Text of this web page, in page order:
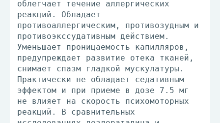
облегчает течение аллергических
реакций. Обладает
противоаллергическим, противозудным и
противоэкссудативным действием.
Уменьшает проницаемость капилляров,
предупреждает развитие отека тканей,
снимает спазм гладкой мускулатуры.
Практически не обладает седативным
эффектом и при приеме в дозе 7.5 мг
не влияет на скорость психомоторных
реакций. В сравнительных